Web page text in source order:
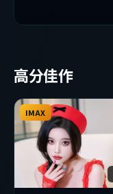
高分佳作
IMAX